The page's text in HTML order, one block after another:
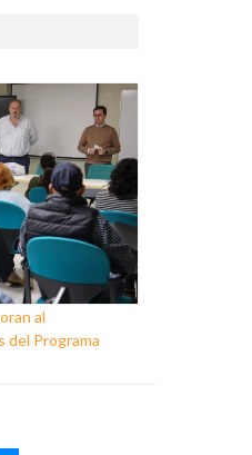
al
del Programa